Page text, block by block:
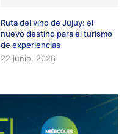
Ruta del vino de Jujuy: el
nuevo destino para el turismo
de experiencias
22 junio, 2026